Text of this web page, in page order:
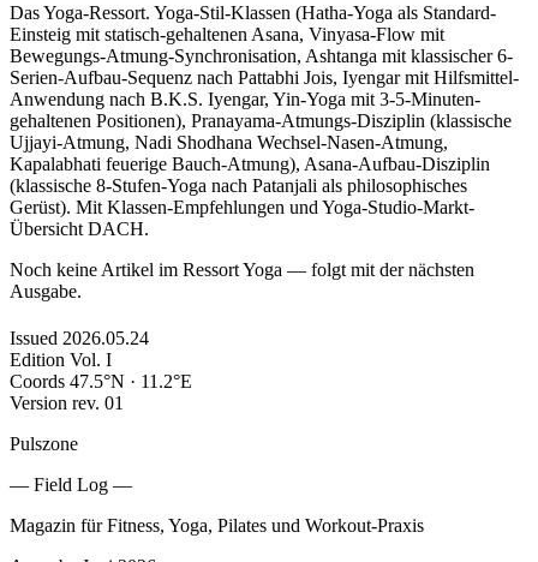
Das Yoga-Ressort. Yoga-Stil-Klassen (Hatha-Yoga als Standard-
Einsteig mit statisch-gehaltenen Asana, Vinyasa-Flow mit
Bewegungs-Atmung-Synchronisation, Ashtanga mit klassischer 6-
Serien-Aufbau-Sequenz nach Pattabhi Jois, Iyengar mit Hilfsmittel-
Anwendung nach B.K.S. Iyengar, Yin-Yoga mit 3-5-Minuten-
gehaltenen Positionen), Pranayama-Atmungs-Disziplin (klassische
Ujjayi-Atmung, Nadi Shodhana Wechsel-Nasen-Atmung,
Kapalabhati feuerige Bauch-Atmung), Asana-Aufbau-Disziplin
(klassische 8-Stufen-Yoga nach Patanjali als philosophisches
Gerüst). Mit Klassen-Empfehlungen und Yoga-Studio-Markt-
Übersicht DACH.
Noch keine Artikel im Ressort Yoga — folgt mit der nächsten
Ausgabe.
Issued 2026.05.24
Edition Vol. I
Coords 47.5°N · 11.2°E
Version rev. 01
Pulszone
— Field Log —
Magazin für Fitness, Yoga, Pilates und Workout-Praxis